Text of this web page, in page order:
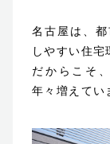
名古屋は、
しやすい住宅
だからこそ
年々増えてい